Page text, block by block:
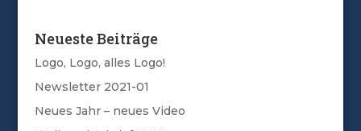
Neueste Beiträge
Logo, Logo, alles Logo!
Newsletter 2021-01
Neues Jahr – neues Video